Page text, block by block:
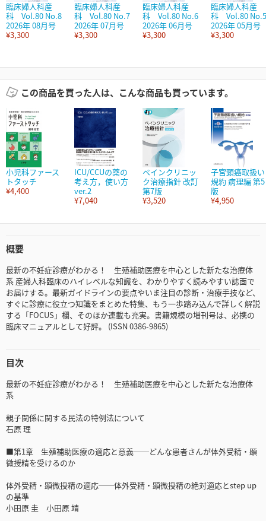
臨床婦人科産
科 Vol.80 No.8
2026年 08月号
¥3,300
臨床婦人科産
科 Vol.80 No.7
2026年 07月号
¥3,300
臨床婦人科産
科 Vol.80 No.6
2026年 06月号
¥3,300
臨床婦人科産
科 Vol.80 No.5
2026年 05月号
¥3,300
この商品を買った人は、こんな商品も買っています。
小児科ファース
トタッチ
¥4,400
ICU/CCUの薬の
考え方，使い方
ver.2
¥7,040
ペインクリニッ
ク治療指針 改訂
第7版
¥3,520
子宮頸癌取扱い
規約 病理編 第5
版
¥4,950
概要
最新の不妊症診療がわかる！ 生殖補助医療を中心とした新たな治療体
系 産婦人科臨床のハイレベルな知識を、わかりやすく読みやすい誌面で
お届けする。最新ガイドラインの要点やいま注目の診断・治療手技など、
すぐに診療に役立つ知識をまとめた特集、もう一歩踏み込んで詳しく解説
する「FOCUS」欄、そのほか連載も充実。書籍規模の増刊号は、必携の
臨床マニュアルとして好評。 (ISSN 0386-9865)
目次
最新の不妊症診療がわかる！ 生殖補助医療を中心とした新たな治療体
系
親子関係に関する民法の特例法について
石原 理
■第1章 生殖補助医療の適応と意義──どんな患者さんが体外受精・顕
微授精を受けるのか
体外受精・顕微授精の適応──体外受精・顕微授精の絶対適応とstep up
の基準
小田原 圭 小田原 靖